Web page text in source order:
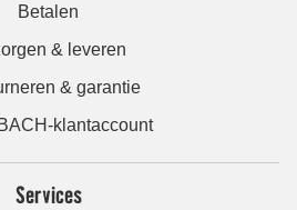
Betalen
& leveren
& garantie
klantaccount
Services